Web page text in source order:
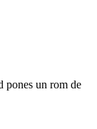
pones un rom de